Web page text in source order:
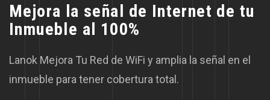
Mejora la señal de Internet de tu
Inmueble al 100%
Lanok Mejora Tu Red de WiFi y amplia la señal en el
inmueble para tener cobertura total.